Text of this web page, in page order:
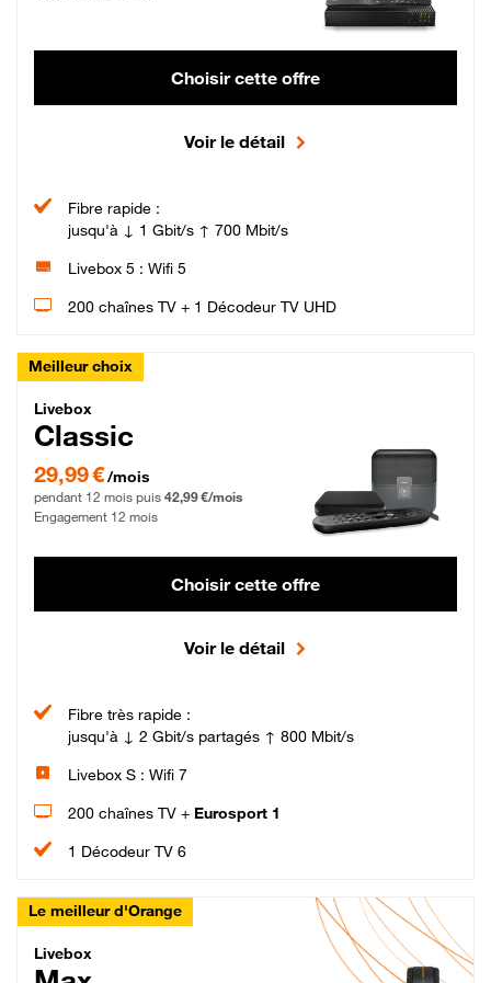
Choisir cette offre
Voir le détail
Fibre rapide :
jusqu'à ↓ 1 Gbit/s ↑ 700 Mbit/s
Livebox 5 : Wifi 5
200 chaînes TV + 1 Décodeur TV UHD
Meilleur choix
Livebox Classic Fibre
Livebox
Classic
29,99 € par mois pendant 12 mois puis 42,99 € par mois, Engagement 12 mois
29,99 €/mois
pendant 12 mois puis 42,99 €/mois
Engagement 12 mois
Choisir cette offre
Voir le détail
Fibre très rapide :
jusqu'à ↓ 2 Gbit/s partagés ↑ 800 Mbit/s
Livebox S : Wifi 7
200 chaînes TV + Eurosport 1
1 Décodeur TV 6
Le meilleur d'Orange
Livebox Max Fibre
Livebox